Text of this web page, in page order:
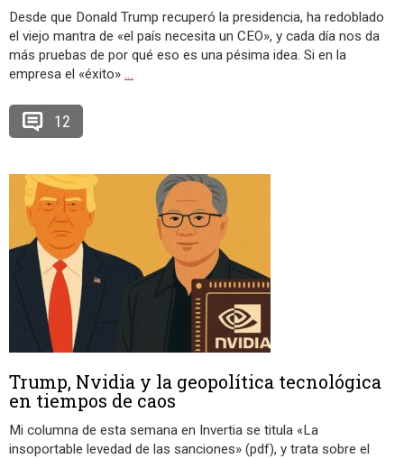
Desde que Donald Trump recuperó la presidencia, ha redoblado
el viejo mantra de «el país necesita un CEO», y cada día nos da
más pruebas de por qué eso es una pésima idea. Si en la
empresa el «éxito» …
12
Trump, Nvidia y la geopolítica tecnológica
en tiempos de caos
Mi columna de esta semana en Invertia se titula «La
insoportable levedad de las sanciones» (pdf), y trata sobre el